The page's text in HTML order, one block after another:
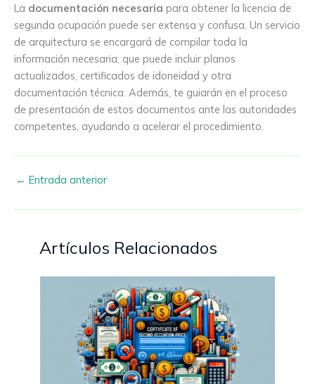
La documentación necesaria para obtener la licencia de
segunda ocupación puede ser extensa y confusa. Un servicio
de arquitectura se encargará de compilar toda la
información necesaria, que puede incluir planos
actualizados, certificados de idoneidad y otra
documentación técnica. Además, te guiarán en el proceso
de presentación de estos documentos ante las autoridades
competentes, ayudando a acelerar el procedimiento.
← Entrada anterior
Artículos Relacionados